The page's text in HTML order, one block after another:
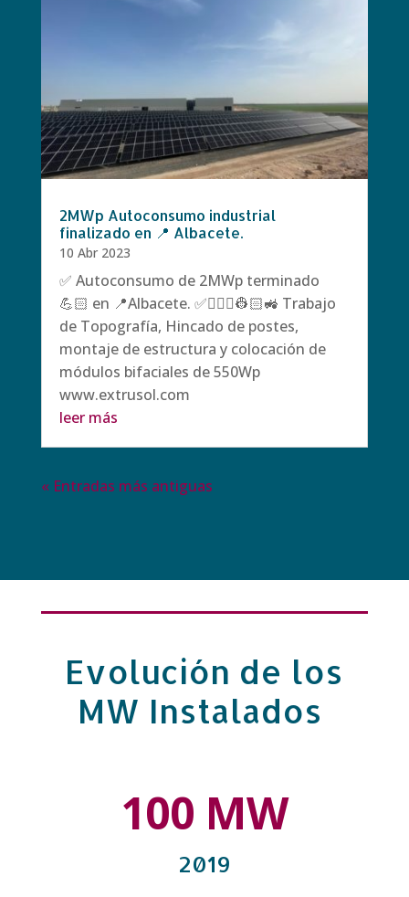
2MWp Autoconsumo industrial
finalizado en 📍 Albacete.
10 Abr 2023
✅ Autoconsumo de 2MWp terminado
💪🏻 en 📍Albacete. ✅👷🏻‍♀️👷🏻🚜 Trabajo
de Topografía, Hincado de postes,
montaje de estructura y colocación de
módulos bifaciales de 550Wp
www.extrusol.com
leer más
« Entradas más antiguas
Evolución de los
MW Instalados
100 MW
2019